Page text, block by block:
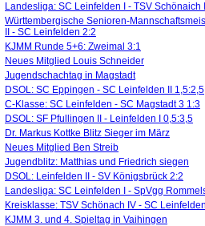
Landesliga: SC Leinfelden I - TSV Schönaich
Württembergische Senioren-
II - SC Leinfelden 2:2
KJMM Runde 5+6: Zweimal 3:1
Neues Mitglied Louis Schneider
Jugendschachtag in Magstadt
DSOL: SC Eppingen - SC Leinfelden II 1,5:2,5
C-Klasse: SC Leinfelden - SC Magstadt 3 1:3
DSOL: SF Pfullingen II - Leinfelden I 0,5:3,5
Dr. Markus Kottke Blitz Sieger im März
Neues Mitglied Ben Streib
Jugendblitz: Matthias und Friedrich siegen
DSOL: Leinfelden II - SV Königsbrück 2:2
Landesliga: SC Leinfelden I - SpVgg
Kreisklasse: TSV Schönach IV - SC
KJMM 3. und 4. Spieltag in Vaihingen